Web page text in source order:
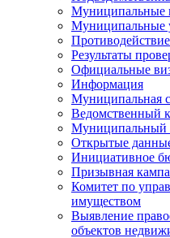
Муниципальные
Муниципальные
Результаты
Официальные
Информация
Муниципальная
Ведомственный
Муниципальный
Открытые
Инициативное
Призывная
Комитет по
имуществом
Выявление
объектов